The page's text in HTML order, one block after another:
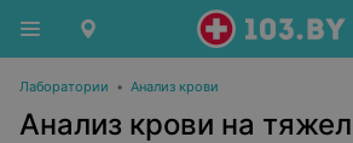
Лаборатории • Анализ крови
Анализ крови на